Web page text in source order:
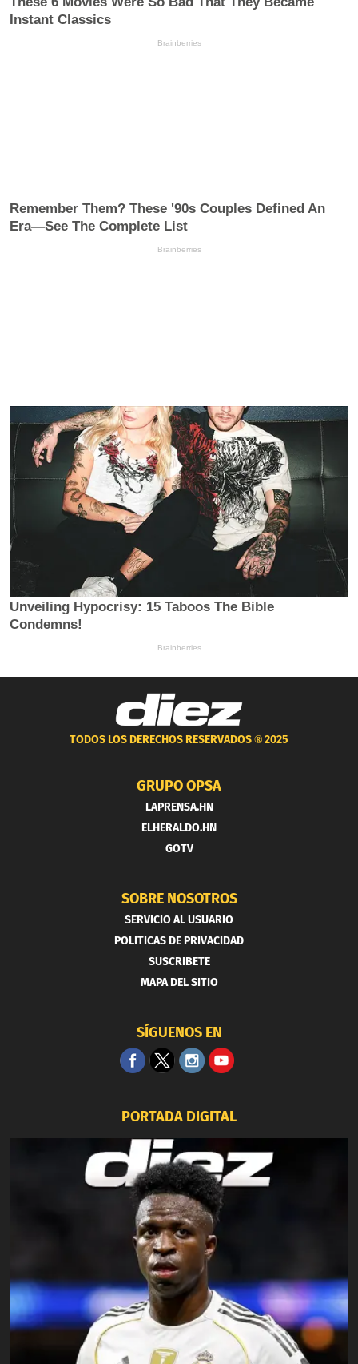
TODOS LOS DERECHOS RESERVADOS ®2025
GRUPO OPSA
LAPRENSA.HN
ELHERALDO.HN
GOTV
SOBRE NOSOTROS
SERVICIO AL USUARIO
POLITICAS DE PRIVACIDAD
SUSCRIBETE
MAPA DEL SITIO
SÍGUENOS EN
PORTADA DIGITAL